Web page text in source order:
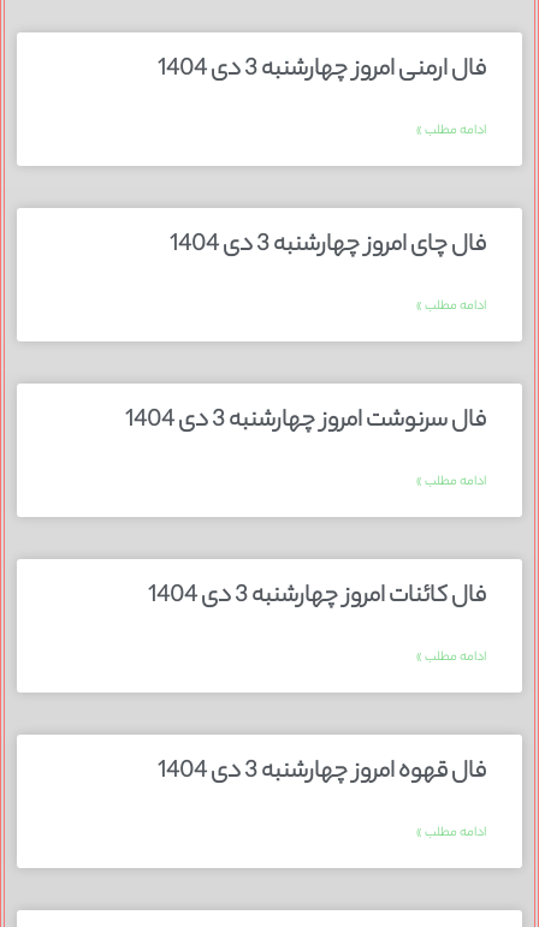
فال ارمنی امروز چهارشنبه 3 دی 1404
ادامه مطلب »
فال چای امروز چهارشنبه 3 دی 1404
ادامه مطلب »
فال سرنوشت امروز چهارشنبه 3 دی 1404
ادامه مطلب »
فال کائنات امروز چهارشنبه 3 دی 1404
ادامه مطلب »
فال قهوه امروز چهارشنبه 3 دی 1404
ادامه مطلب »